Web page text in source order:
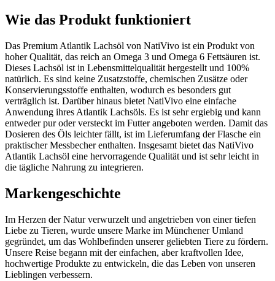
Wie das Produkt funktioniert
Das Premium Atlantik Lachsöl von NatiVivo ist ein Produkt von
hoher Qualität, das reich an Omega 3 und Omega 6 Fettsäuren ist.
Dieses Lachsöl ist in Lebensmittelqualität hergestellt und 100%
natürlich. Es sind keine Zusatzstoffe, chemischen Zusätze oder
Konservierungsstoffe enthalten, wodurch es besonders gut
verträglich ist. Darüber hinaus bietet NatiVivo eine einfache
Anwendung ihres Atlantik Lachsöls. Es ist sehr ergiebig und kann
entweder pur oder versteckt im Futter angeboten werden. Damit das
Dosieren des Öls leichter fällt, ist im Lieferumfang der Flasche ein
praktischer Messbecher enthalten. Insgesamt bietet das NatiVivo
Atlantik Lachsöl eine hervorragende Qualität und ist sehr leicht in
die tägliche Nahrung zu integrieren.
Markengeschichte
Im Herzen der Natur verwurzelt und angetrieben von einer tiefen
Liebe zu Tieren, wurde unsere Marke im Münchener Umland
gegründet, um das Wohlbefinden unserer geliebten Tiere zu fördern.
Unsere Reise begann mit der einfachen, aber kraftvollen Idee,
hochwertige Produkte zu entwickeln, die das Leben von unseren
Lieblingen verbessern.